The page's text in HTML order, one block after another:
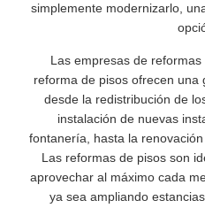
simplemente modernizarlo,
Las empresas de
reforma de pisos ofrecen una
desde la redistribución de
instalación de nuevas
fontanería, hasta la
Las reformas de pisos son
aprovechar al máximo cada
ya sea ampliando